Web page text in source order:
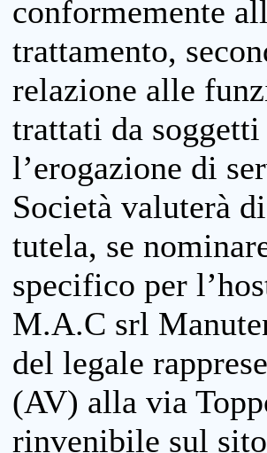
conformemente
trattamento,
relazione alle
trattati da
l’erogazione di
Società valuterà
tutela, se
specifico per
M.A.C srl
del legale
(AV) alla via
rinvenibile sul